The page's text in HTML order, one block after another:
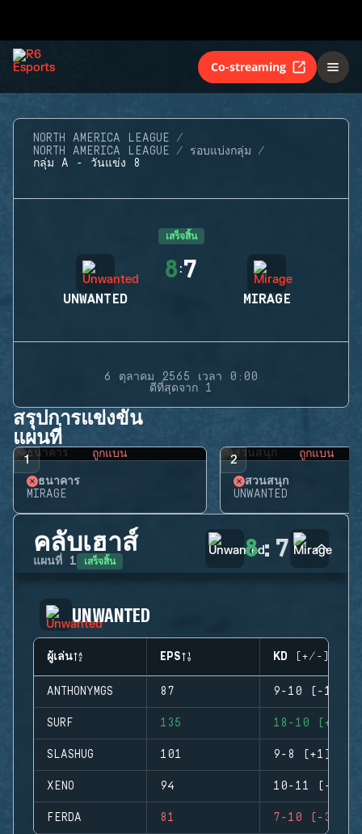
Co-streaming
NORTH AMERICA LEAGUE
NORTH AMERICA LEAGUE
รอบแบ่งกลุ่ม
กลุ่ม A - วันแข่ง 8
เสร็จสิ้น
UNWANTED
8 :7
MIRAGE
6 ตุลาคม 2565 เวลา 0:00
ดีที่สุดจาก 1
สรุปการแข่งขัน
แผนที่
1 ถูกแบน
ธนาคาร
MIRAGE
2 ถูกแบน
สวนสนุก
UNWANTED
คลับเฮาส์
แผนที่ 1 เสร็จสิ้น 8: 7
UNWANTED
ผู้เล่น EPS KD (+/-)
ANTHONYMGS 87 9-10 (-1)
SURF 135 18-10 (+8)
SLASHUG 101 9-8 (+1)
XENO 94 10-11 (-1)
FERDA 81 7-10 (-3)